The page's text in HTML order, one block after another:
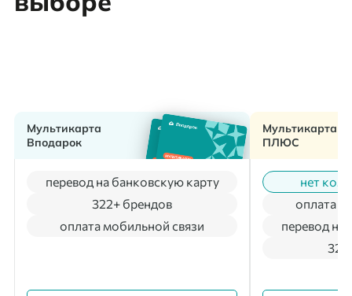
Мультикарта
Вподарок
оплата мобильной связи
перевод на банковскую карту
322+ брендов
Мультикарта
ПЛЮС
нет
оплата
перевод на